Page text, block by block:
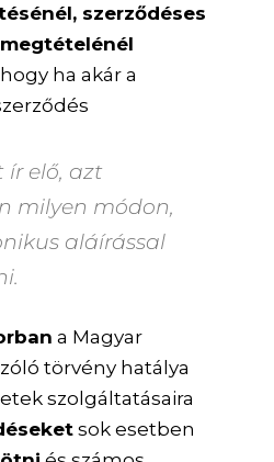
szerződéses
ha akár a
ír elő, azt
milyen módon,
aláírással
a Magyar
törvény hatálya
szolgáltatásaira
sok esetben